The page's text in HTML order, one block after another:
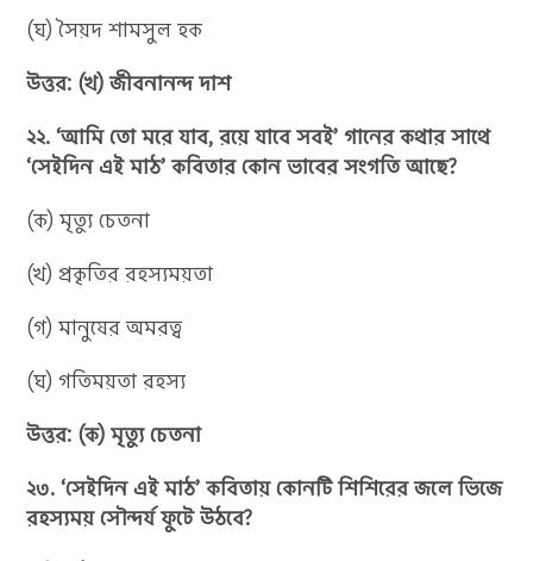
(ঘ) সৈয়দ শামসুল হক
উত্তর: (খ) জীবনানন্দ দাশ
২২. ‘আমি তো মরে যাব, রয়ে যাবে সবই’ গানের কথার সাথে
‘সেইদিন এই মাঠ’ কবিতার কোন ভাবের সংগতি আছে?
(ক) মৃত্যু চেতনা
(খ) প্রকৃতির রহস্যময়তা
(গ) মানুষের অমরত্ব
(ঘ) গতিময়তা রহস্য
উত্তর: (ক) মৃত্যু চেতনা
২৩. ‘সেইদিন এই মাঠ’ কবিতায় কোনটি শিশিরের জলে ভিজে
রহস্যময় সৌন্দর্য ফুটে উঠবে?